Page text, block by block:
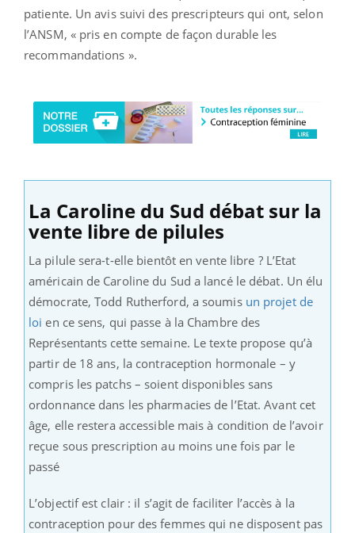
patiente. Un avis suivi des prescripteurs qui ont, selon
l’ANSM, « pris en compte de façon durable les
recommandations ».
La Caroline du Sud débat sur la
vente libre de pilules
La pilule sera-t-elle bientôt en vente libre ? L’Etat
américain de Caroline du Sud a lancé le débat. Un élu
démocrate, Todd Rutherford, a soumis un projet de
loi en ce sens, qui passe à la Chambre des
Représentants cette semaine. Le texte propose qu’à
partir de 18 ans, la contraception hormonale – y
compris les patchs – soient disponibles sans
ordonnance dans les pharmacies de l’Etat. Avant cet
âge, elle restera accessible mais à condition de l’avoir
reçue sous prescription au moins une fois par le
passé
L’objectif est clair : il s’agit de faciliter l’accès à la
contraception pour des femmes qui ne disposent pas